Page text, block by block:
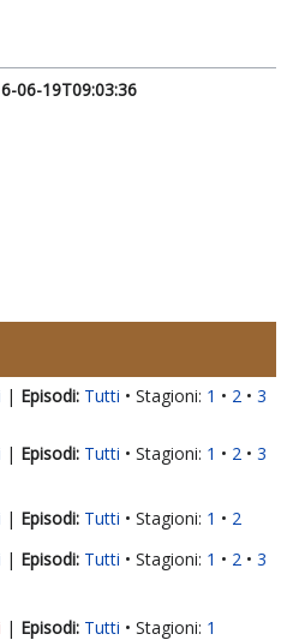
06-19T09:03:36
| Tutti Stagioni: 1 2
3
| Tutti Stagioni: 1 2
3
| Tutti Stagioni: 1
2
| Tutti Stagioni: 1 2
3
| Tutti Stagioni: 1